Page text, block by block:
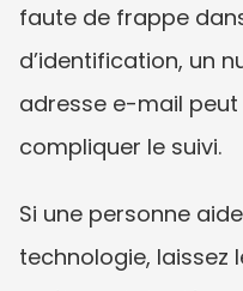
faute de frappe
d’identification, un
adresse e-mail
compliquer le suivi.
Si une personne
technologie, laissez